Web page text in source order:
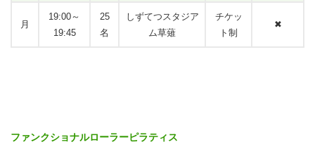
月
19:00～
19:45
25
名
しずてつスタジア
ム草薙
チケッ
ト制
✖
ファンクショナルローラーピラティス